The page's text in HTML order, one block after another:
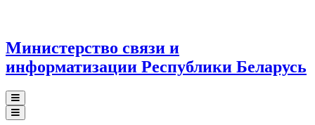
Министерство связи и
информатизации Республики Беларусь